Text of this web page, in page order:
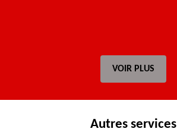
VOIR PLUS
Autres services